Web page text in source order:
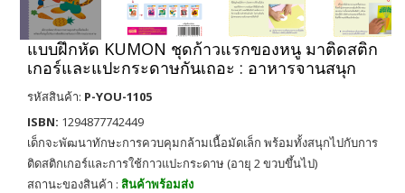
แบบฝึกหัด KUMON ชุดก้าวแรกของหนู มาติดสติก
เกอร์และแปะกระดาษกันเถอะ : อาหารจานสนุก
รหัสสินค้า: P-YOU-1105
ISBN: 1294877742449
เด็กจะพัฒนาทักษะการควบคุมกล้ามเนื้อมัดเล็ก พร้อมทั้งสนุกไปกับการ
ติดสติกเกอร์และการใช้กาวแปะกระดาษ (อายุ 2 ขวบขึ้นไป)
สถานะของสินค้า : สินค้าพร้อมส่ง